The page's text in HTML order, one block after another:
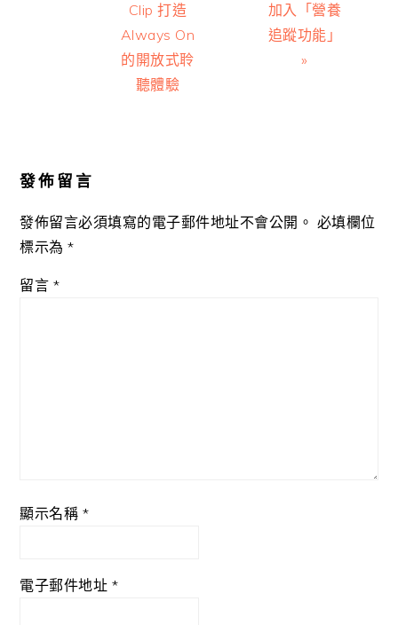
Clip 打造
Always On
的開放式聆
聽體驗
加入「營養
追蹤功能」
»
發佈留言
發佈留言必須填寫的電子郵件地址不會公開。 必填欄位
標示為*
留言 *
顯示名稱 *
電子郵件地址 *